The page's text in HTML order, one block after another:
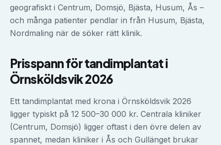
geografiskt i Centrum, Domsjö, Bjästa, Husum, Ås –
och många patienter pendlar in från Husum, Bjästa,
Nordmaling när de söker rätt klinik.
Prisspann förtandimplantati
Örnsköldsvik2026
Ett tandimplantat med krona i Örnsköldsvik 2026
ligger typiskt på 12 500–30 000 kr. Centrala kliniker
(Centrum, Domsjö) ligger oftast i den övre delen av
spannet, medan kliniker i Ås och Gullänget brukar